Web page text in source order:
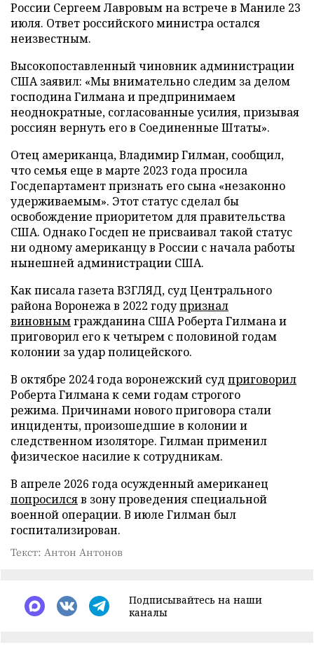
России Сергеем Лавровым на встрече в Маниле 23
июля. Ответ российского министра остался
неизвестным.
Высокопоставленный чиновник администрации
США заявил: «Мы внимательно следим за делом
господина Гилмана и предпринимаем
неоднократные, согласованные усилия, призывая
россиян вернуть его в Соединенные Штаты».
Отец американца, Владимир Гилман, сообщил,
что семья еще в марте 2023 года просила
Госдепартамент признать его сына «незаконно
удерживаемым». Этот статус сделал бы
освобождение приоритетом для правительства
США. Однако Госдеп не присваивал такой статус
ни одному американцу в России с начала работы
нынешней администрации США.
Как писала газета ВЗГЛЯД, суд Центрального
района Воронежа в 2022 годупризнал
виновнымгражданина США Роберта Гилмана и
приговорил его к четырем с половиной годам
колонии за удар полицейского.
В октябре 2024 года воронежский суд приговорил
Роберта Гилмана к семи годам строгого
режима. Причинами нового приговора стали
инциденты, произошедшие в колонии и
следственном изоляторе. Гилман применил
физическое насилие к сотрудникам.
В апреле 2026 года осужденный американец
попросилсяв зону проведения специальной
военной операции. В июле Гилман был
госпитализирован.
Текст: Антон Антонов
Подписывайтесь на наши
каналы